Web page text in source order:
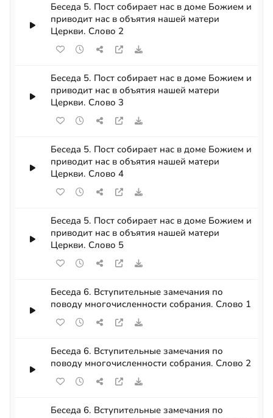
Беседа 5. Пост собирает нас в доме Божием и
приводит нас в объятия нашей матери
Церкви. Слово 2
Беседа 5. Пост собирает нас в доме Божием и
приводит нас в объятия нашей матери
Церкви. Слово 3
Беседа 5. Пост собирает нас в доме Божием и
приводит нас в объятия нашей матери
Церкви. Слово 4
Беседа 5. Пост собирает нас в доме Божием и
приводит нас в объятия нашей матери
Церкви. Слово 5
Беседа 6. Вступительные замечания по
поводу многочисленности собрания. Слово 1
Беседа 6. Вступительные замечания по
поводу многочисленности собрания. Слово 2
Беседа 6. Вступительные замечания по